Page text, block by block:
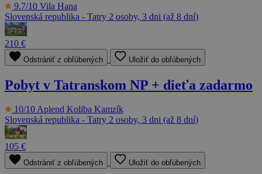
9.7/10 Vila Hana
Slovenská republika - Tatry 2 osoby, 3 dni (až 8 dní)
210 €
Odstrániť z obľúbených Uložiť do obľúbených
Pobyt v Tatranskom NP + dieťa zadarmo
10/10Aplend Koliba Kamzík
Slovenská republika - Tatry 2 osoby, 3 dni (až 8 dní)
105 €
Odstrániť z obľúbených Uložiť do obľúbených